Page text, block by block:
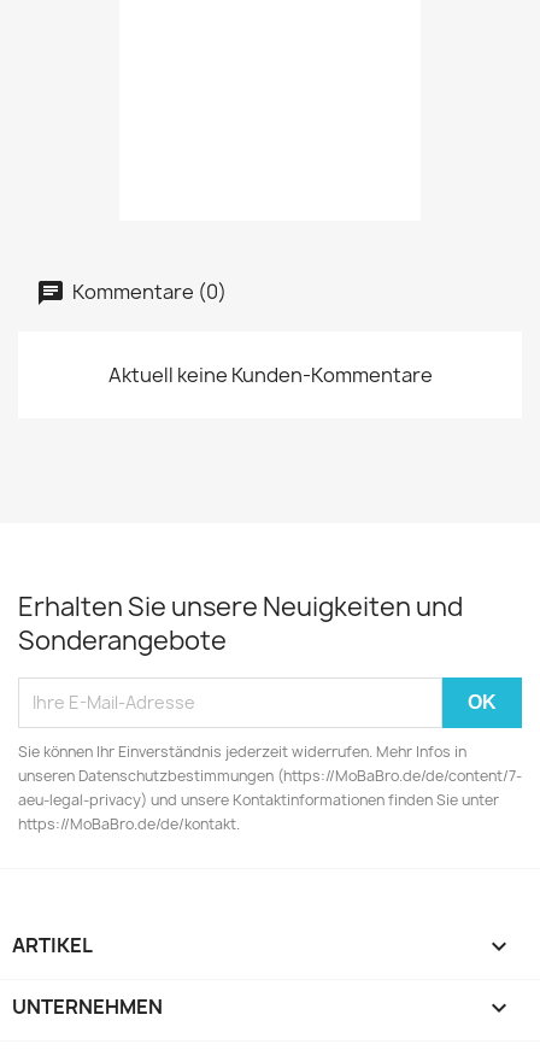
Kommentare (0)
Aktuell keine Kunden-Kommentare
Erhalten Sie unsere Neuigkeiten und
Sonderangebote
Sie können Ihr Einverständnis jederzeit widerrufen. Mehr Infos in
unseren Datenschutzbestimmungen (https://MoBaBro.de/de/content/7-
aeu-legal-privacy) und unsere Kontaktinformationen finden Sie unter
https://MoBaBro.de/de/kontakt.
ARTIKEL 
UNTERNEHMEN 